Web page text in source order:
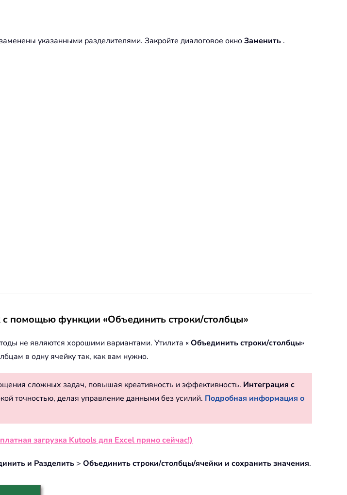
указанными разделителями. Закройте диалоговое окноЗаменить .
помощью функции «Объединить строки/столбцы»
не являются хорошими вариантами. Утилита «Объединить строки/столбцы»
в одну ячейку так, как вам нужно.
сложных задач, повышая креативность и эффективность. Интеграция с
точностью, делая управление данными без усилий. Подробная информация о
загрузка Kutools для Excel прямо сейчас!)
и Разделить > Объединить строки/столбцы/ячейки и сохранить значения.